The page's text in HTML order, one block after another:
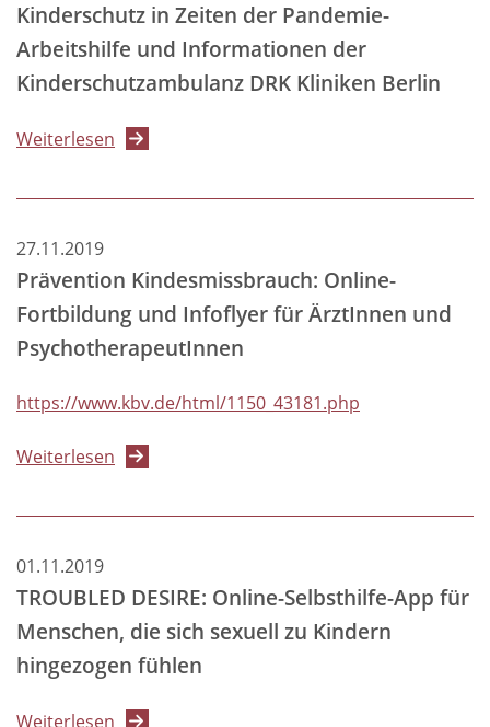
Auswirkungen
der
Pandemie
Rahmen
Erziehung
des
Kinderschutzes
der
Kinderschutz in Zeiten der Pandemie-
Arbeitshilfe und Informationen der
Kinderschutzambulanz DRK Kliniken Berlin
Weiterlesen über
in
Pandemie-
Arbeitshilfe
und
der
Kinderschutzambulanz
DRK
27.11.2019
Prävention Kindesmissbrauch: Online-
Fortbildung und Infoflyer für ÄrztInnen und
PsychotherapeutInnen
https://www.kbv.de/html/1150_43181.php
Weiterlesen über
Kindesmissbrauch:
und
Infoflyer
für
01.11.2019
TROUBLED DESIRE: Online-Selbsthilfe-App für
Menschen, die sich sexuell zu Kindern
hingezogen fühlen
Weiterlesen über